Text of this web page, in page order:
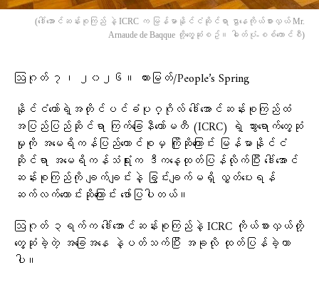
(​ဒေါ်​အောင်ဆန်းစုကြည် နဲ့ ICRC က မြန်မာနိုင်ငံဆိုင်ရာ ဌာ‌နေကိုယ်စားလှယ် Mr.
Arnaude de Baqque တို့​တွေ့ဆုံစဥ်။ ဓါတ်ပုံ-စစ်​ကောင်စီ)
ဩဂုတ် ၇၊ ၂၀၂၆။ ထားမြတ်/People’s Spring
နိုင်ငံတော်ရဲ့အတိုင်ပင်ခံပုဂ္ဂိုလ် ဒေါ်အောင်ဆန်းစုကြည်ထံ
အပြည်ပြည်ဆိုင်ရာ ကြက်ခြေနီကော်မတီ (ICRC) ရဲ့ သွားရောက်တွေ့ဆုံ
မှုကို အမေရိကန်ပြည်ထောင်စုမှ ကြိုဆိုကြောင်း မြန်မာနိုင်ငံ
ဆိုင်ရာ အမေရိကန်သံရုံးက ဒီကနေ့ထုတ်ပြန်လိုက်ပြီး ဒေါ်အောင်
ဆန်းစုကြည်ကို ချက်ချင်းနဲ့ ခြွင်းချက်မရှိ လွှတ်ပေးရန်
ဆက်လက်တောင်းဆိုကြောင်း ဖော်ပြပါတယ်။
ဩဂုတ် ၃ရက်က ဒေါ်အောင်ဆန်းစုကြည်နဲ့ ICRC ကိုယ်စားလှယ်တို့
တွေ့ဆုံခဲ့တဲ့ အခြေအနေ နဲ့ပတ်သက်ပြီး အခုလို ထုတ်ပြန်ခဲ့တာ
ပါ။